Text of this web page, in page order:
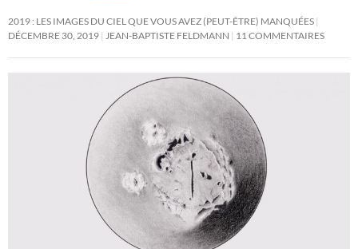
2019 : LES IMAGES DU CIEL QUE VOUS AVEZ (PEUT-ÊTRE) MANQUÉES
DÉCEMBRE 30, 2019 JEAN-BAPTISTE FELDMANN 11 COMMENTAIRES